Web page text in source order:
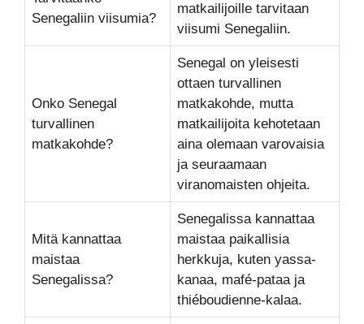
Senegaliin viisumia?
matkailijoille tarvitaan
viisumi Senegaliin.
Onko Senegal
turvallinen
matkakohde?
Senegal on yleisesti
ottaen turvallinen
matkakohde, mutta
matkailijoita kehotetaan
aina olemaan varovaisia
ja seuraamaan
viranomaisten ohjeita.
Mitä kannattaa
maistaa
Senegalissa?
Senegalissa kannattaa
maistaa paikallisia
herkkuja, kuten yassa-
kanaa, mafé-pataa ja
thiéboudienne-kalaa.